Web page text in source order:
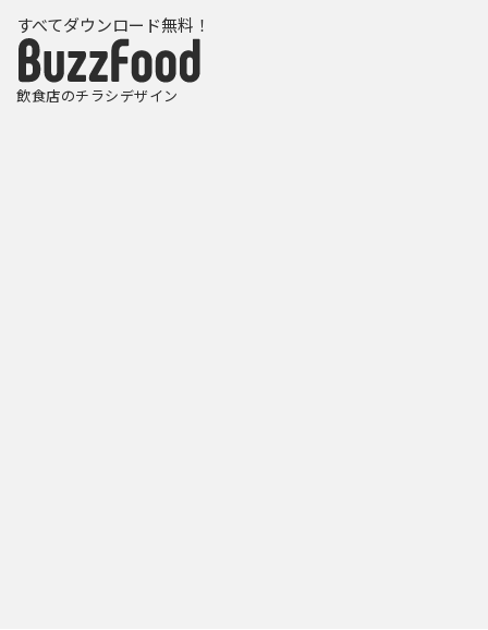
すべてダウンロード無料！
飲食店のチラシデザイン